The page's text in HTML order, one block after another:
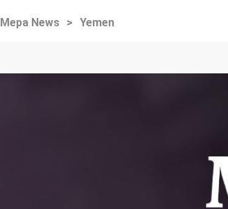
Mepa News > Yemen